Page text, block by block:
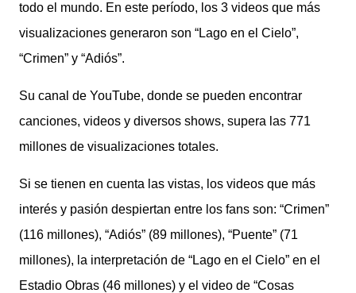
todo el mundo. En este período, los 3 videos que más
visualizaciones generaron son “Lago en el Cielo”,
“Crimen” y “Adiós”.
Su canal de YouTube, donde se pueden encontrar
canciones, videos y diversos shows, supera las 771
millones de visualizaciones totales.
Si se tienen en cuenta las vistas, los videos que más
interés y pasión despiertan entre los fans son: “Crimen”
(116 millones), “Adiós” (89 millones), “Puente” (71
millones), la interpretación de “Lago en el Cielo” en el
Estadio Obras (46 millones) y el video de “Cosas